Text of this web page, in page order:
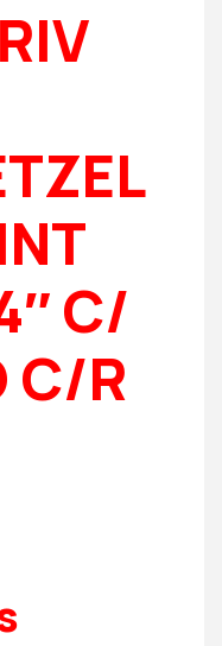
C/
C/R